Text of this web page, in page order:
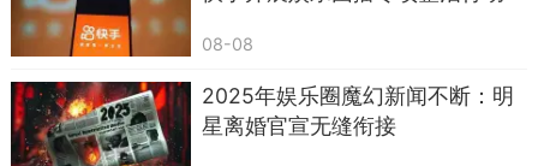
达、太昊，一个个跟消失了一样，特别是王太昊，
直接辞职玩起了直播，估摸着是觉得直播来钱更快
更自由吧。
08-08
2025年娱乐圈魔幻新闻不断：明
星离婚官宣无缝衔接